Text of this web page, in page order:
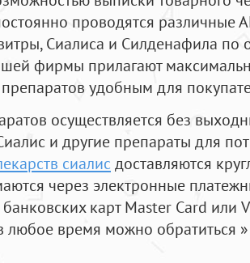
проводятся
Сиалиса и Силденафила по
фирмы прилагают
удобным для
осуществляется без
и другие препараты для
сиалис доставляются
через электронные
карт Master Card или
любое время можно обратиться